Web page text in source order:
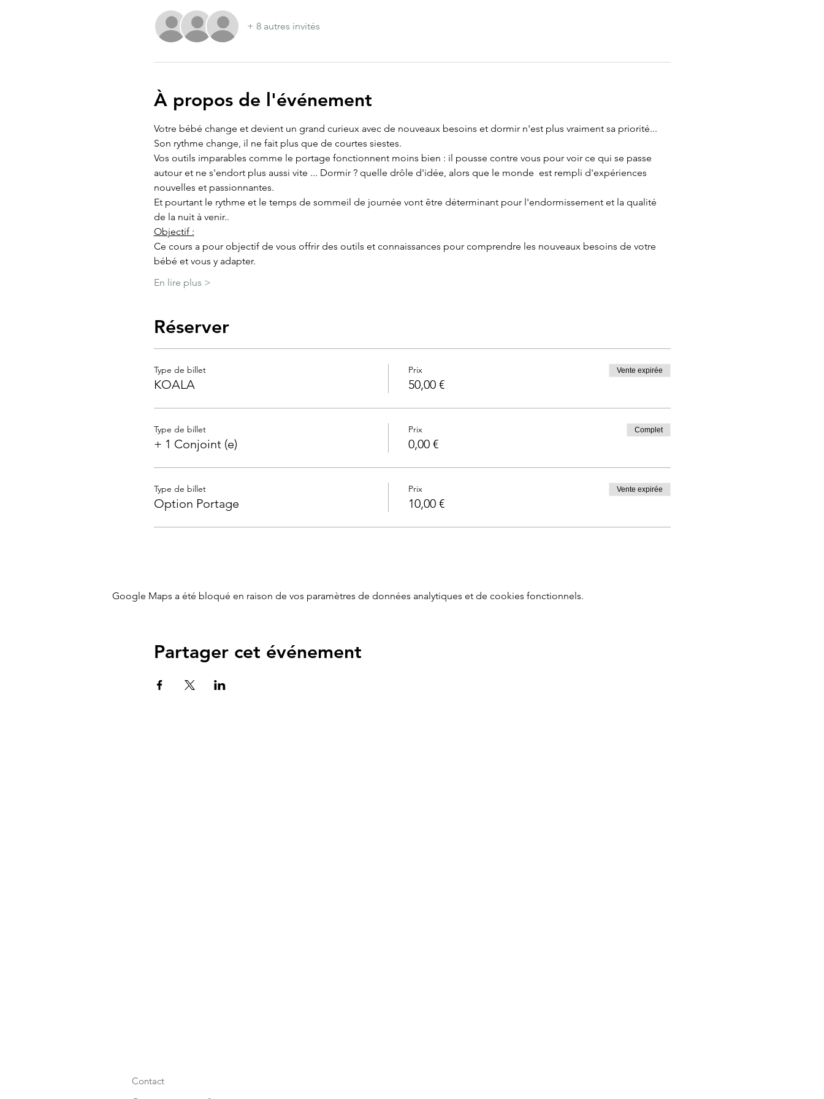
+ 8 autres invités
À propos de l'événement
Votre bébé change et devient un grand curieux avec de nouveaux besoins et dormir n'est plus vraiment sa priorité...
Son rythme change, il ne fait plus que de courtes siestes.
Vos outils imparables comme le portage fonctionnent moins bien : il pousse contre vous pour voir ce qui se passe
autour et ne s'endort plus aussi vite ... Dormir ? quelle drôle d'idée, alors que le monde  est rempli d'expériences
nouvelles et passionnantes.
Et pourtant le rythme et le temps de sommeil de journée vont être déterminant pour l'endormissement et la qualité
de la nuit à venir..
Objectif :
Ce cours a pour objectif de vous offrir des outils et connaissances pour comprendre les nouveaux besoins de votre
bébé et vous y adapter.
En lire plus >
Réserver
Type de billet
KOALA
Prix
50,00 €
Vente expirée
Type de billet
+ 1 Conjoint (e)
Prix
0,00 €
Complet
Type de billet
Option Portage
Prix
10,00 €
Vente expirée
Google Maps a été bloqué en raison de vos paramètres de données analytiques et de cookies fonctionnels.
Partager cet événement
Contact